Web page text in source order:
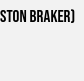
Braker)